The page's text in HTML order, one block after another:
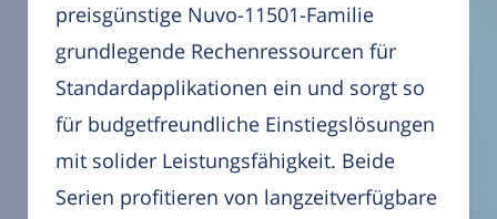
preisgünstige Nuvo-11501-Familie
grundlegende Rechenressourcen für
Standardapplikationen ein und sorgt so
für budgetfreundliche Einstiegslösungen
mit solider Leistungsfähigkeit. Beide
Serien profitieren von langzeitverfügbare